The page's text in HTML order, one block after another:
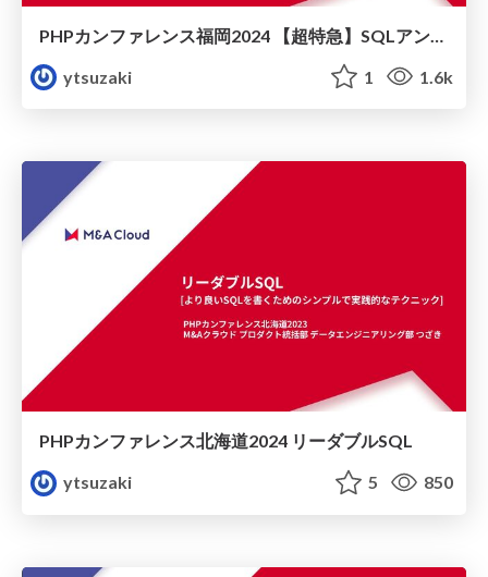
ytsuzaki
1 1.6k
PHPカンファレンス北海道2024 リーダブルSQL
ytsuzaki
5 850